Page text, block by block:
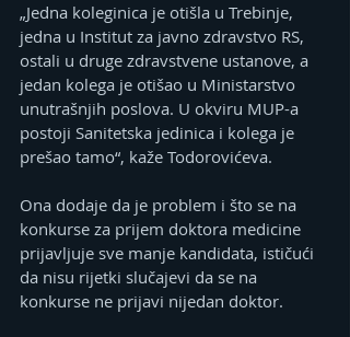
„Jedna koleginica je otišla u Trebinje,
jedna u Institut za javno zdravstvo RS,
ostali u druge zdravstvene ustanove, a
jedan kolega je otišao u Ministarstvo
unutrašnjih poslova. U okviru MUP-a
postoji Sanitetska jedinica i kolega je
prešao tamo“, kaže Todorovićeva.
Ona dodaje da je problem i što se na
konkurse za prijem doktora medicine
prijavljuje sve manje kandidata, ističući
da nisu rijetki slučajevi da se na
konkurse ne prijavi nijedan doktor.